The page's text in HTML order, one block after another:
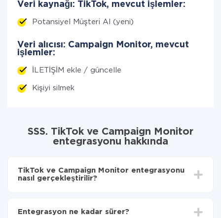
Veri kaynağı: TikTok, mevcut işlemler:
Potansiyel Müşteri Al (yeni)
Veri alıcısı: Campaign Monitor, mevcut
işlemler:
İLETİŞİM ekle / güncelle
Kişiyi silmek
SSS. TikTok ve Campaign Monitor
entegrasyonu hakkında
TikTok ve Campaign Monitor entegrasyonu
nasıl gerçekleştirilir?
aktarılacağını seçin
Entegrasyon ne kadar sürer?